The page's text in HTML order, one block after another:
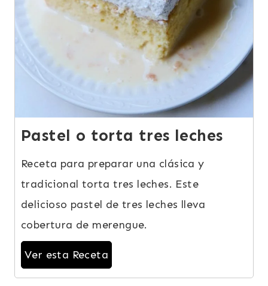
Pastel o torta tres leches
Receta para preparar una clásica y
tradicional torta tres leches. Este
delicioso pastel de tres leches lleva
cobertura de merengue.
Ver esta Receta